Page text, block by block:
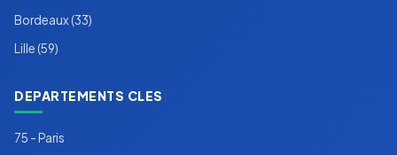
Bordeaux (33)
Lille (59)
DEPARTEMENTS CLES
75 - Paris